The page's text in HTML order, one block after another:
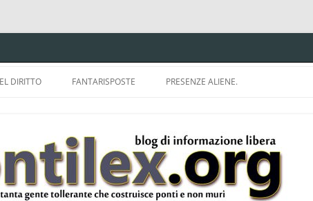
DIRITTO
DELLA LDA 633.
E
FANTARISPOSTE PRESENZE ALIENE.